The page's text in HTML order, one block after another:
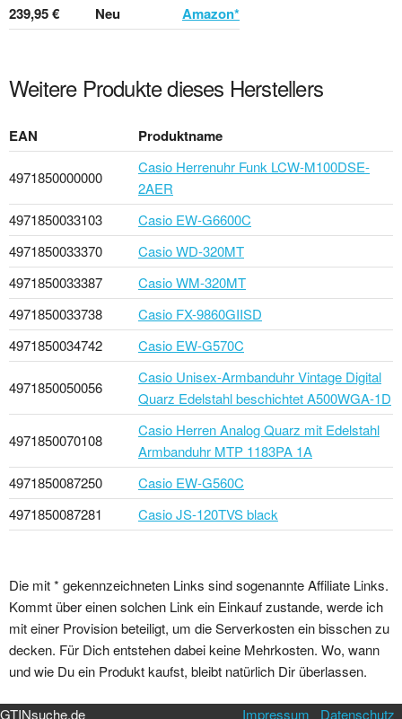
239,95 €
Neu Amazon*
Weitere Produkte dieses Herstellers
EAN Produktname
4971850000000
Casio Herrenuhr Funk LCW-M100DSE-
2AER
4971850033103
Casio EW-G6600C
4971850033370
Casio WD-320MT
4971850033387
Casio WM-320MT
4971850033738
Casio FX-9860GIISD
4971850034742
Casio EW-G570C
4971850050056
Casio Unisex-Armbanduhr Vintage Digital
Quarz Edelstahl beschichtet A500WGA-1D
4971850070108
Casio Herren Analog Quarz mit Edelstahl
Armbanduhr MTP 1183PA 1A
4971850087250
Casio EW-G560C
4971850087281
Casio JS-120TVS black
Die mit * gekennzeichneten Links sind sogenannte Affiliate Links.
Kommt über einen solchen Link ein Einkauf zustande, werde ich
mit einer Provision beteiligt, um die Serverkosten ein bisschen zu
decken. Für Dich entstehen dabei keine Mehrkosten. Wo, wann
und wie Du ein Produkt kaufst, bleibt natürlich Dir überlassen.
GTINsuche.de Impressum Datenschutz